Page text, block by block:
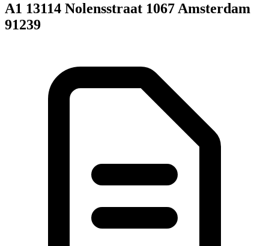
A1 13114 Nolensstraat 1067 Amsterdam
91239